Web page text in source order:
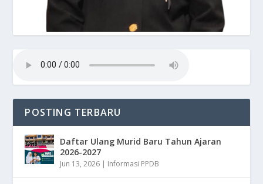
POSTING TERBARU
Daftar Ulang Murid Baru Tahun Ajaran
2026-2027
Jun 13, 2026 | Informasi PPDB